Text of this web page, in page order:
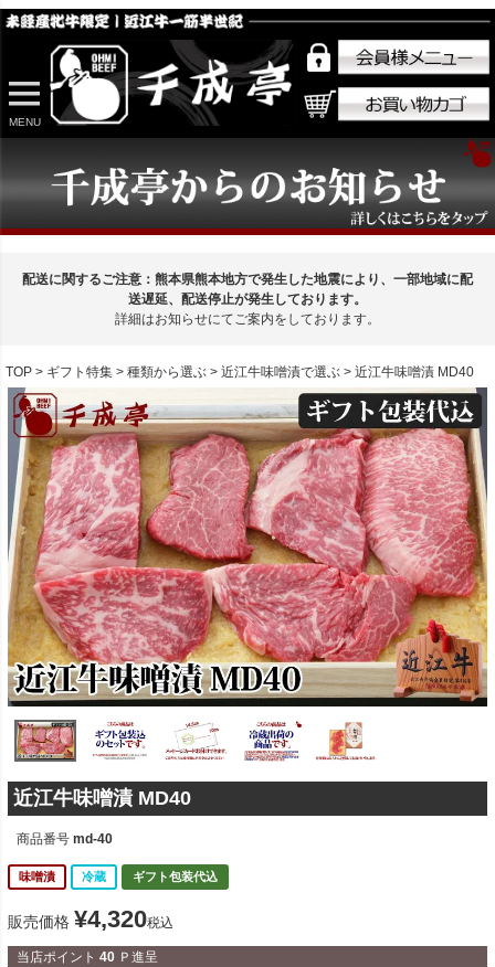
MENU
配送に関するご注意：熊本県熊本地方で発生した地震により、一部地域に配
送遅延、配送停止が発生しております。
詳細はお知らせにてご案内をしております。
TOP ギフト特集 種類から選ぶ 近江牛味噌漬で選ぶ 近江牛味噌漬 MD40
近江牛味噌漬 MD40
商品番号 md-40
味噌漬 冷蔵 ギフト包装代込
販売価格 ¥4,320税込
当店ポイント 40 Ｐ進呈